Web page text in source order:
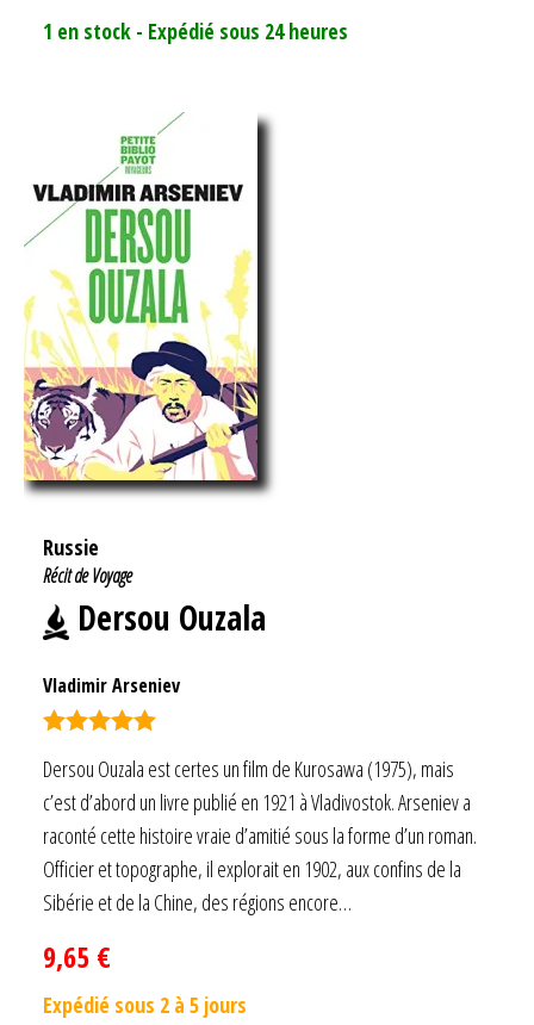
1 en stock - Expédié sous 24 heures
Russie
Récit de Voyage
Dersou Ouzala
Vladimir Arseniev
Dersou Ouzala est certes un film de Kurosawa (1975), mais
c’est d’abord un livre publié en 1921 à Vladivostok. Arseniev a
raconté cette histoire vraie d’amitié sous la forme d’un roman.
Officier et topographe, il explorait en 1902, aux confins de la
Sibérie et de la Chine, des régions encore…
9,65 €
Expédié sous 2 à 5 jours